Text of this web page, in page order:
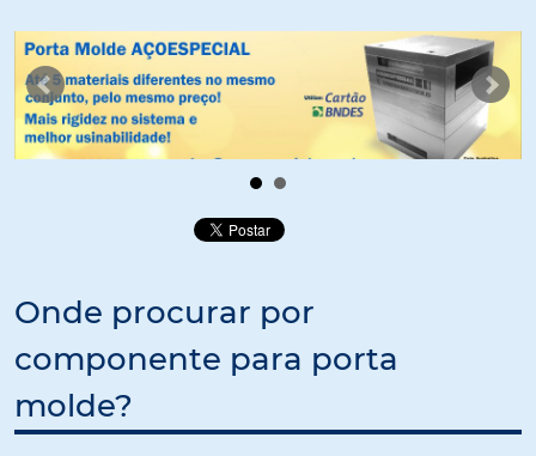
Onde procurar por
componente para porta
molde?